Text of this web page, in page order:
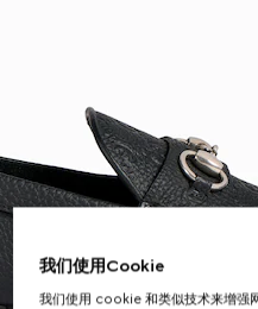
我们使用Cookie
我们使用 cookie 和类似技术来增强